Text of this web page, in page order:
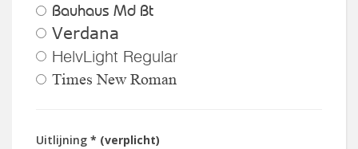
Bauhaus Md Bt
Verdana
HelvLight Regular
Times New Roman
Uitlijning * (verplicht)